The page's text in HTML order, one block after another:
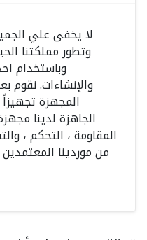
لا يخفى علي
وتطور مملكتنا
وباستخدام
والإنشاءات. نقوم
المجهزة
الجاهزة لدينا
المقاومة ، التحكم ،
من موردينا